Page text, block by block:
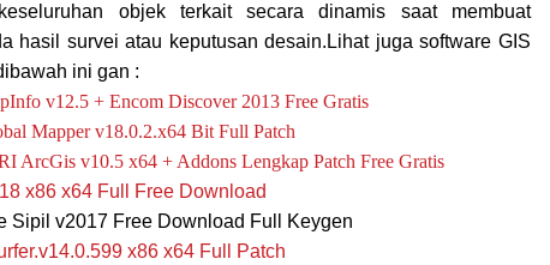
objek terkait secara dinamis saat membuat
hasil survei atau keputusan desain.Lihat juga software GIS
ini gan :
v12.5 + Encom Discover 2013 Free Gratis
Mapper v18.0.2.x64 Bit Full Patch
ArcGis v10.5 x64 + Addons Lengkap Patch Free Gratis
x86 x64 Full Free Download
Sipil v2017 Free Download Full Keygen
x86 x64 Full Patch